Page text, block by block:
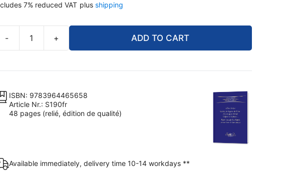
7% reduced VAT plus shipping
- + ADD TO CART
ISBN: 9783964465658
Article Nr.: S190fr
48 pages (relié, édition de qualité)
Available immediately, delivery time 10-14 workdays **